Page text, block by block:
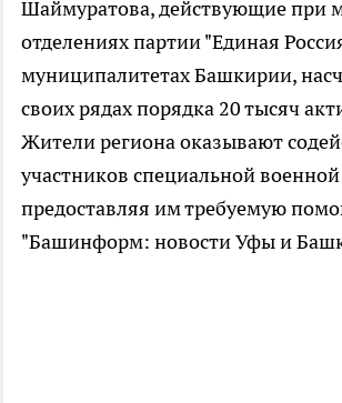
Шаймуратова, действующие при
отделениях партии "Единая
муниципалитетах Башкирии,
своих рядах порядка 20 тысяч
Жители региона оказывают
участников специальной
предоставляя им требуемую
"Башинформ: новости Уфы и